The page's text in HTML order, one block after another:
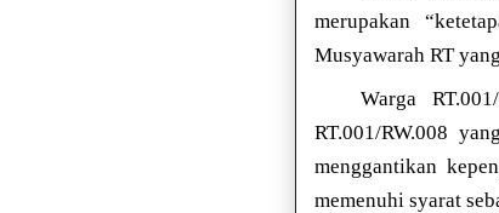
merupakan
Musyawarah RT
Warga
RT.001/RW.008
menggantikan
memenuhi syarat